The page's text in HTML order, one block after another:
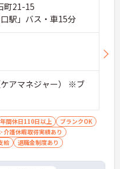
町21-15
駅」バス・車15分
アマネジャー） ※ブ
年間休日110日以上
ブランクOK
介護休暇取得実績あり
給 退職金制度あり